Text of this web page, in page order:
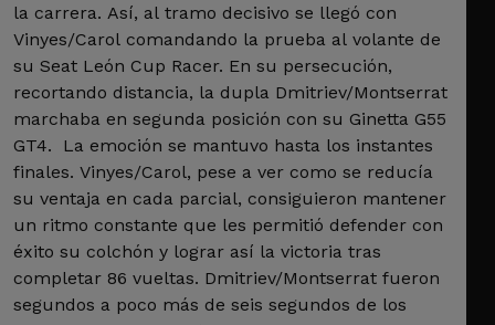
la carrera. Así, al tramo decisivo se llegó con
Vinyes/Carol comandando la prueba al volante de
su Seat León Cup Racer. En su persecución,
recortando distancia, la dupla Dmitriev/Montserrat
marchaba en segunda posición con su Ginetta G55
GT4. La emoción se mantuvo hasta los instantes
finales. Vinyes/Carol, pese a ver como se reducía
su ventaja en cada parcial, consiguieron mantener
un ritmo constante que les permitió defender con
éxito su colchón y lograr así la victoria tras
completar 86 vueltas. Dmitriev/Montserrat fueron
segundos a poco más de seis segundos de los